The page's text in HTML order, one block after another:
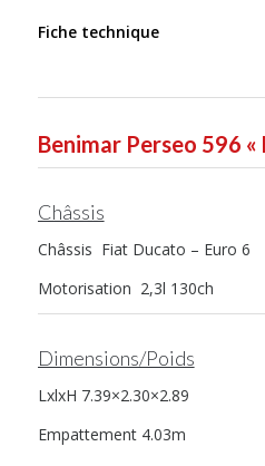
Fiche technique
Benimar Perseo 596 «
Châssis
Châssis Fiat Ducato – Euro 6
Motorisation 2,3l 130ch
Dimensions/Poids
LxlxH 7.39×2.30×2.89
Empattement 4.03m